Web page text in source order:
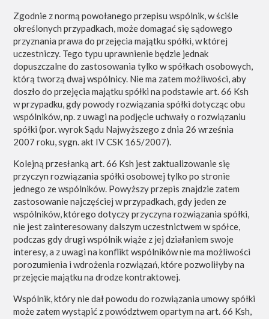
Zgodnie z normą powołanego przepisu wspólnik, w ściśle
określonych przypadkach, może domagać się sądowego
przyznania prawa do przejęcia majątku spółki, w której
uczestniczy. Tego typu uprawnienie będzie jednak
dopuszczalne do zastosowania tylko w spółkach osobowych,
którą tworzą dwaj wspólnicy. Nie ma zatem możliwości, aby
doszło do przejęcia majątku spółki na podstawie art. 66 Ksh
w przypadku, gdy powody rozwiązania spółki dotycząc obu
wspólników, np. z uwagi na podjęcie uchwały o rozwiązaniu
spółki (por. wyrok Sądu Najwyższego z dnia 26 września
2007 roku, sygn. akt IV CSK 165/2007).
Kolejną przesłanką art. 66 Ksh jest zaktualizowanie się
przyczyn rozwiązania spółki osobowej tylko po stronie
jednego ze wspólników. Powyższy przepis znajdzie zatem
zastosowanie najczęściej w przypadkach, gdy jeden ze
wspólników, którego dotyczy przyczyna rozwiązania spółki,
nie jest zainteresowany dalszym uczestnictwem w spółce,
podczas gdy drugi wspólnik wiąże z jej działaniem swoje
interesy, a z uwagi na konflikt wspólników nie ma możliwości
porozumienia i wdrożenia rozwiązań, które pozwoliłyby na
przejęcie majątku na drodze kontraktowej.
Wspólnik, który nie dał powodu do rozwiązania umowy spółki
może zatem wystąpić z powództwem opartym na art. 66 Ksh,